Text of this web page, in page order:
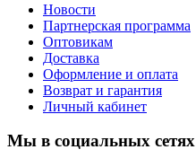
Новости
Партнерская программа
Оптовикам
Доставка
Оформление и оплата
Возврат и гарантия
Личный кабинет
Мы в социальных сетях